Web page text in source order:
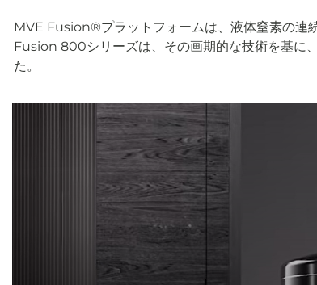
MVE Fusion®プラットフォームは、液体窒素の連
Fusion 800シリーズは、その画期的な技術を基に
た。